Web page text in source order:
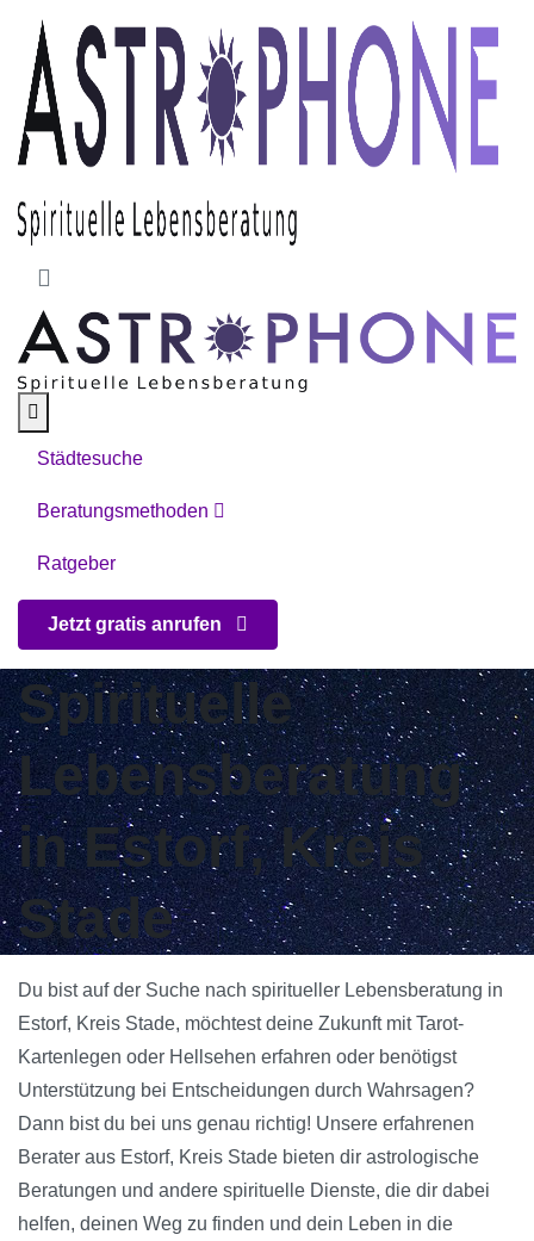
Skip to main content
Städtesuche
Beratungsmethoden
Ratgeber
Jetzt gratis anrufen
Spirituelle
Lebensberatung
in Estorf, Kreis
Stade
Du bist auf der Suche nach spiritueller Lebensberatung in
Estorf, Kreis Stade, möchtest deine Zukunft mit Tarot-
Kartenlegen oder Hellsehen erfahren oder benötigst
Unterstützung bei Entscheidungen durch Wahrsagen?
Dann bist du bei uns genau richtig! Unsere erfahrenen
Berater aus Estorf, Kreis Stade bieten dir astrologische
Beratungen und andere spirituelle Dienste, die dir dabei
helfen, deinen Weg zu finden und dein Leben in die